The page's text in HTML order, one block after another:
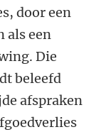
door een
als een
Die
beleefd
afspraken